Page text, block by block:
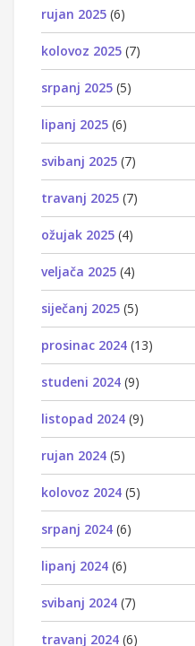
rujan 2025 (6)
kolovoz 2025 (7)
srpanj 2025 (5)
lipanj 2025 (6)
svibanj 2025 (7)
travanj 2025 (7)
ožujak 2025 (4)
veljača 2025 (4)
siječanj 2025 (5)
prosinac 2024 (13)
studeni 2024 (9)
listopad 2024 (9)
rujan 2024 (5)
kolovoz 2024 (5)
srpanj 2024 (6)
lipanj 2024 (6)
svibanj 2024 (7)
travanj 2024 (6)